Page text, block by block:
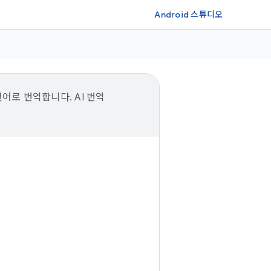
Android 스튜디오
로 번역합니다. AI 번역